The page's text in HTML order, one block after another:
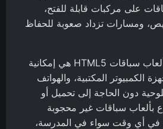
على مركبات قابلة للفتح،
ومسارات تزداد صعوبة للحفاظ
واحدة من أكبر مزايا ألعاب سباقات HTML5 هي إمكانية
الكمبيوتر المكتبية، والهواتف
دون الحاجة إلى تحميل أو
بألعاب سباقات غير محجوبة
أي وقت سواء في المدرسة،